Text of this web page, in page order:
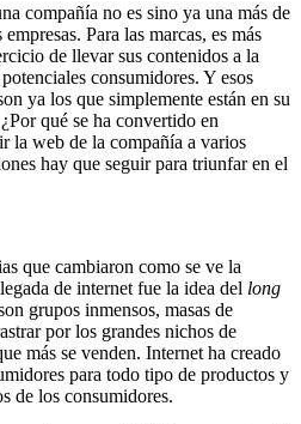
compañía no es sino ya una más de
Para las marcas, es más
de llevar sus contenidos a la
consumidores. Y esos
ya los que simplemente están en su
qué se ha convertido en
la web de la compañía a varios
hay que seguir para triunfar en el
que cambiaron como se ve la
de internet fue la idea del long
grupos inmensos, masas de
por los grandes nichos de
más se venden. Internet ha creado
para todo tipo de productos y
de los consumidores.